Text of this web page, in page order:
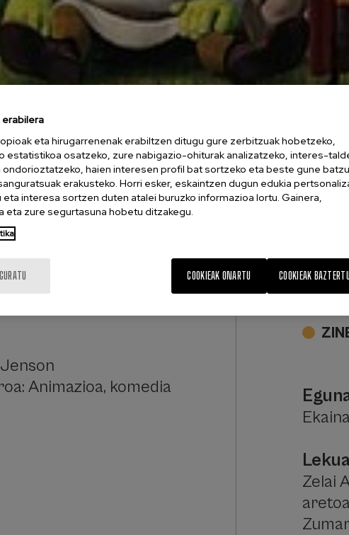
Animazioa, komedia
Zelai
aretoa
eta hirugarrenenak erabiltzen ditugu gure zerbitzuak hobetzeko,
estatistikoa osatzeko, zure nabigazio-ohiturak analizatzeko, interes-
ondorioztatzeko, haien interesen profil bat sortzeko eta beste gune
erakusteko. Horri esker, eskaintzen dugun edukia
eta interesa sortzen duten atalei buruzko informazioa lortu. Gainera,
eta zure segurtasuna hobetu ditzakegu.
COOKIEAK BAZTERTU
COOKIEAK ONARTU